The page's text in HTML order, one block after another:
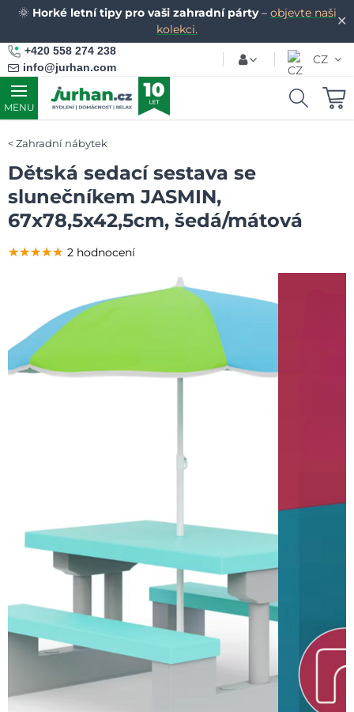
✕
🌞 Horké letní tipy pro vaši zahradní párty– objevte naši
kolekci.
+420 558 274 238
info@jurhan.com
CZ
MENU
Zahradní nábytek
Dětská sedací sestava se
slunečníkem JASMIN,
67x78,5x42,5cm, šedá/mátová
★★★★★
★★★★★
★★★★★ 2 hodnocení